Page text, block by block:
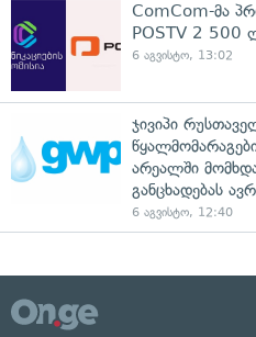
ComCom-მა
POSTV 2 500
6 აგვისტო, 13:02
ჯივიპი
არეალში
განცხადებას
6 აგვისტო, 12:40